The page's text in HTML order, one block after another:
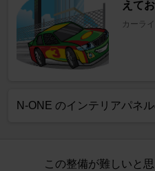
えて
カーラ
N-ONE のインテリアパネ
この整備が難しいと